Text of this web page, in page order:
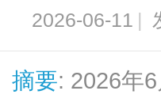
2026-06-11 |
摘要: 2026年